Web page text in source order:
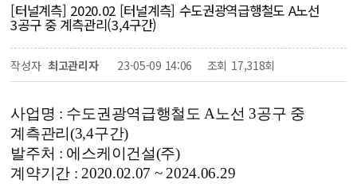
[터널계측] 2020.02 [터널계측] 수도권광역급행철도 A노선
3공구 중 계측관리(3,4구간)
작성자 최고관리자 23-05-09 14:06 조회 17,318회
사업명 : 수도권광역급행철도 A노선 3공구 중
계측관리(3,4구간)
발주처 : 에스케이건설(주)
계약기간 : 2020.02.07 ~ 2024.06.29